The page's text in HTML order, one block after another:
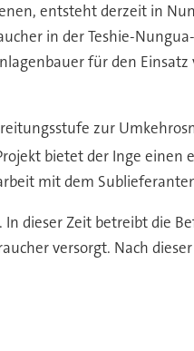
entsteht derzeit in
in der Teshie-
für den
zur
bietet der Inge
mit dem
dieser Zeit betreibt die
versorgt. Nach